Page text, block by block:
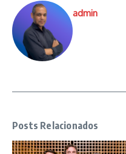
admin
Posts Relacionados